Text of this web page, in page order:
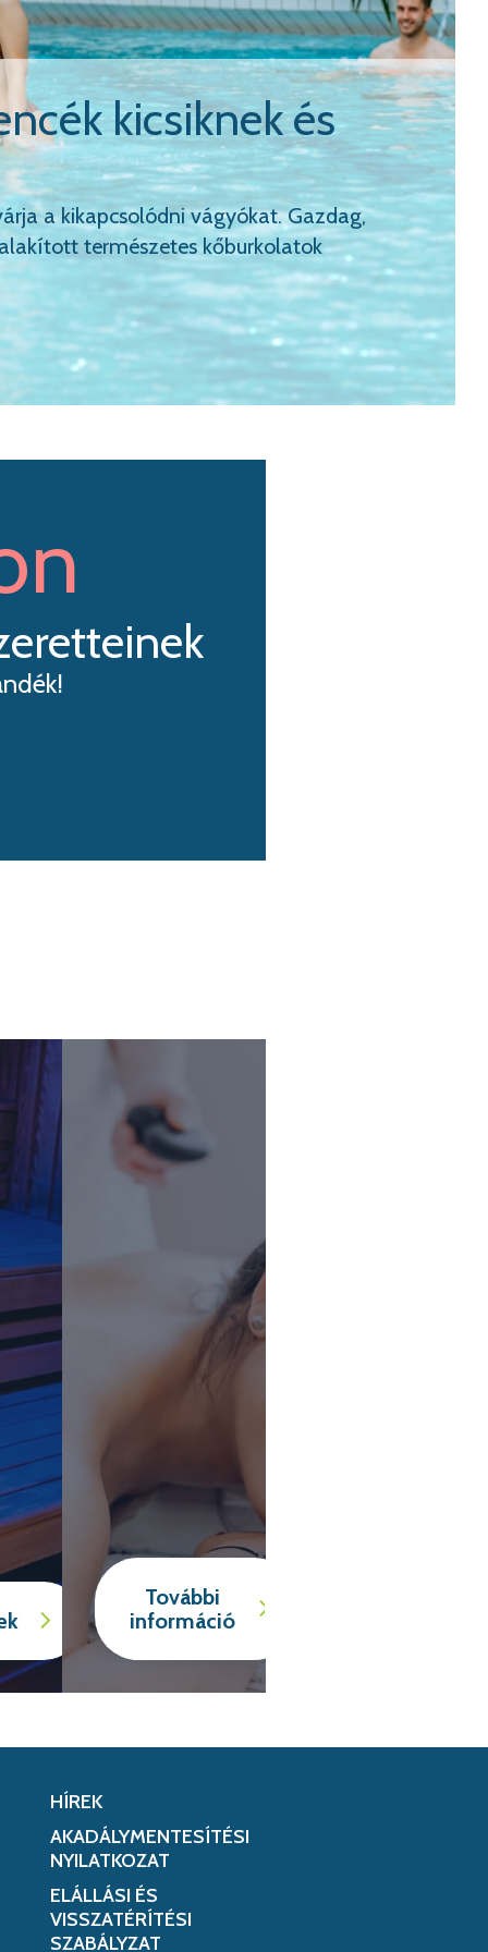
az izzasztó
amely teljes egészében segít mellőzni a
jótékony hatásai vannak. Tisztuljon meg
További
információ
HÍREK
AKADÁLYMENTESÍTÉSI
NYILATKOZAT
ELÁLLÁSI ÉS
VISSZATÉRÍTÉSI
SZABÁLYZAT